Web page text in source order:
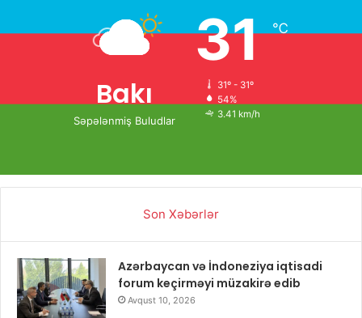
Bakı
Səpələnmiş Buludlar
31℃
31º - 31º
54%
3.41 km/h
Son Xəbərlər
Azərbaycan və İndoneziya iqtisadi
forum keçirməyi müzakirə edib
Avqust 10, 2026